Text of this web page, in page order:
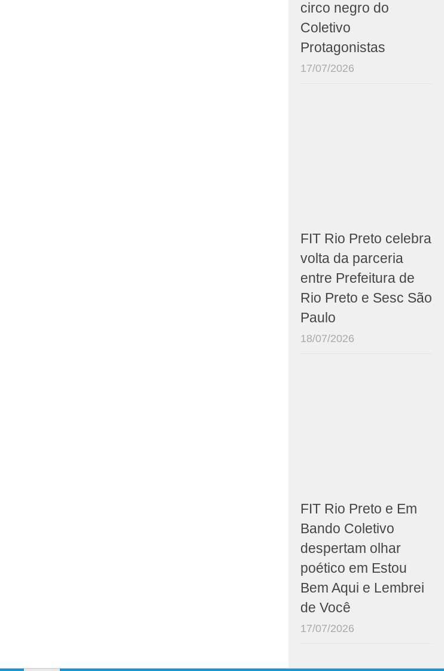
circo negro do
Coletivo
Protagonistas
17/07/2026
FIT Rio Preto celebra
volta da parceria
entre Prefeitura de
Rio Preto e Sesc São
Paulo
18/07/2026
FIT Rio Preto e Em
Bando Coletivo
despertam olhar
poético em Estou
Bem Aqui e Lembrei
de Você
17/07/2026